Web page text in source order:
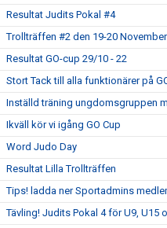
Resultat Judits Pokal #4
Trollträffen #2 den 19-20 November
Resultat GO-cup 29/10 - 22
Stort Tack till alla funktionärer på
Inställd träning ungdomsgruppen
Ikväll kör vi igång GO Cup
Word Judo Day
Resultat Lilla Trollträffen
Tips! ladda ner Sportadmins
Tävling! Judits Pokal 4 för U9, U15